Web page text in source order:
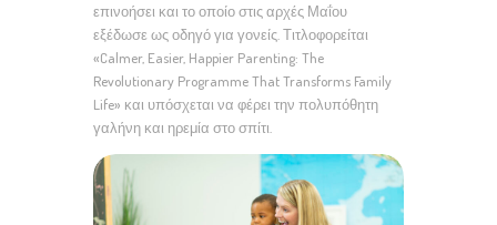
επινοήσει και το οποίο στις αρχές Μαΐου
εξέδωσε ως οδηγό για γονείς. Τιτλοφορείται
«Calmer, Easier, Happier Parenting: The
Revolutionary Programme That Transforms Family
Life» και υπόσχεται να φέρει την πολυπόθητη
γαλήνη και ηρεμία στο σπίτι.